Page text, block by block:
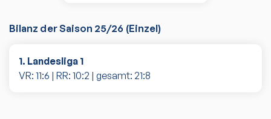
Bilanz der Saison 25/26 (Einzel)
1. Landesliga 1
VR: 11:6 | RR: 10:2 | gesamt: 21:8